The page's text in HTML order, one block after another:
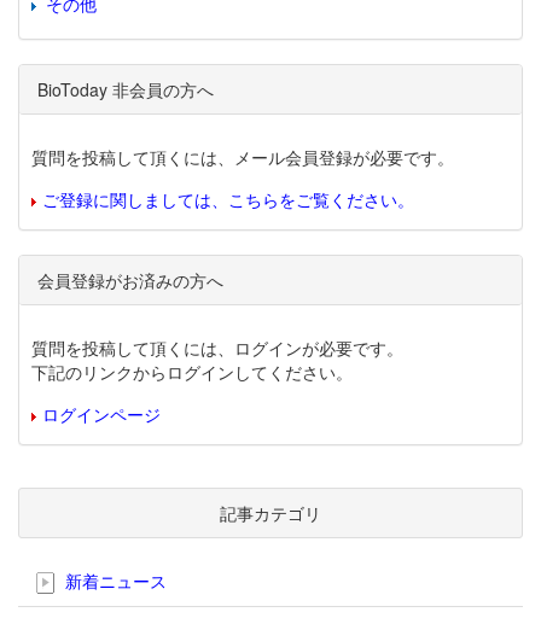
BioToday 非会員の方へ
質問を投稿して頂くには、メール会員登録が必要です。
ご登録に関しましては、こちらをご覧ください。
会員登録がお済みの方へ
質問を投稿して頂くには、ログインが必要です。
下記のリンクからログインしてください。
ログインページ
記事カテゴリ
新着ニュース